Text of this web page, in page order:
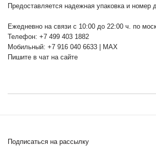
Предоставляется надежная упаковка и номер
Ежедневно на связи с 10:00 до 22:00 ч. по
Телефон: +7 499 403 1882
Мобильный: +7 916 040 6633 | MAX
Пишите в чат на сайте
Подписаться на рассылку